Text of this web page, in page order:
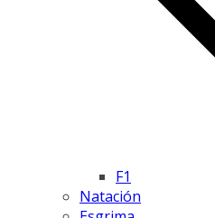
F1
Natación